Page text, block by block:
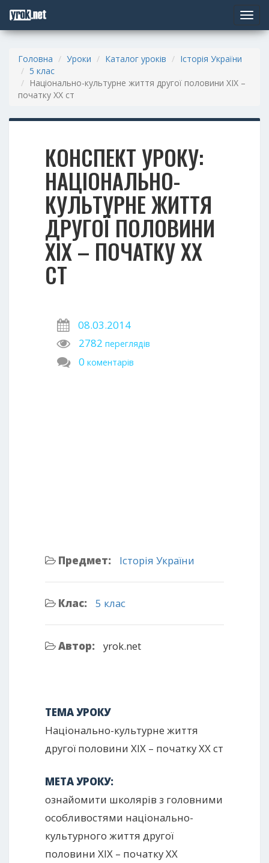
Toggle
Головна Уроки Каталог уроків
Історія України
5 клас
Національно-культурне життя другої половини ХІХ –
початку ХХ ст
КОНСПЕКТ УРОКУ:
НАЦІОНАЛЬНО-
КУЛЬТУРНЕ ЖИТТЯ
ДРУГОЇ ПОЛОВИНИ
ХІХ – ПОЧАТКУ ХХ
СТ
08.03.2014
2782 переглядів
0 коментарів
Предмет: Історія України
Клас: 5 клас
Автор: yrok.net
ТЕМА УРОКУ
Національно-культурне життя
другої половини ХІХ – початку ХХ ст
МЕТА УРОКУ:
ознайомити школярів з головними
особливостями національно-
культурного життя другої
половини ХІХ – початку ХХ